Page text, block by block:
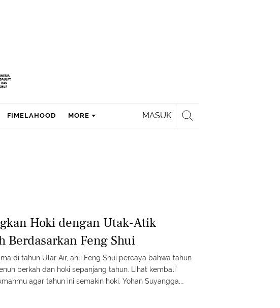
MASUK
FIMELAHOOD MORE
Hoki dengan Utak-Atik
Berdasarkan Feng Shui
di tahun Ular Air, ahli Feng Shui percaya bahwa tahun
berkah dan hoki sepanjang tahun. Lihat kembali
agar tahun ini semakin hoki. Yohan Suyangga,